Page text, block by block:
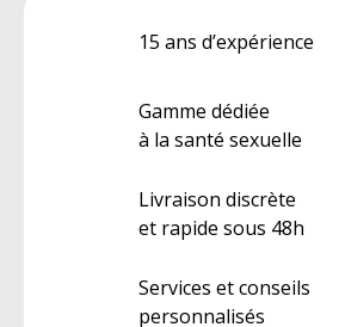
15 ans d’expérience
Gamme dédiée
à la santé sexuelle
Livraison discrète
et rapide sous 48h
Services et conseils
personnalisés